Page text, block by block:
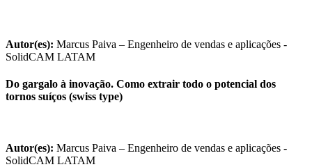
Autor(es): Marcus Paiva – Engenheiro de vendas e aplicações -
SolidCAM LATAM
Do gargalo à inovação. Como extrair todo o potencial dos
tornos suíços (swiss type)
Autor(es): Marcus Paiva – Engenheiro de vendas e aplicações -
SolidCAM LATAM